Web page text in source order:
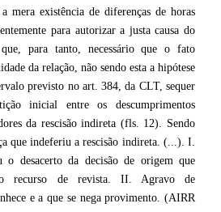
mera existência de diferenças de horas
para autorizar a justa causa do
para tanto, necessário que o fato
da relação, não sendo esta a hipótese
previsto no art. 384, da CLT, sequer
inicial entre os descumprimentos
da rescisão indireta (fls. 12). Sendo
que indeferiu a rescisão indireta. (...). I.
o desacerto da decisão de origem que
recurso de revista. II. Agravo de
e a que se nega provimento. (AIRR